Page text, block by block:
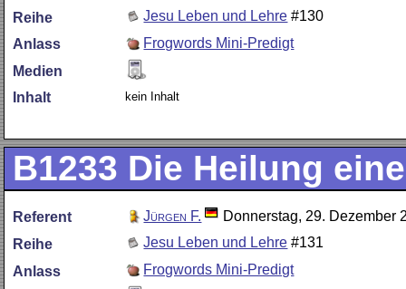
Reihe
Jesu Leben und Lehre #130
Anlass
Frogwords Mini-Predigt
Medien
Inhalt
kein Inhalt
B1233 Die Heilung
Referent Jürgen F.
Donnerstag, 29. Dezember
Reihe
Jesu Leben und Lehre #131
Anlass
Frogwords Mini-Predigt